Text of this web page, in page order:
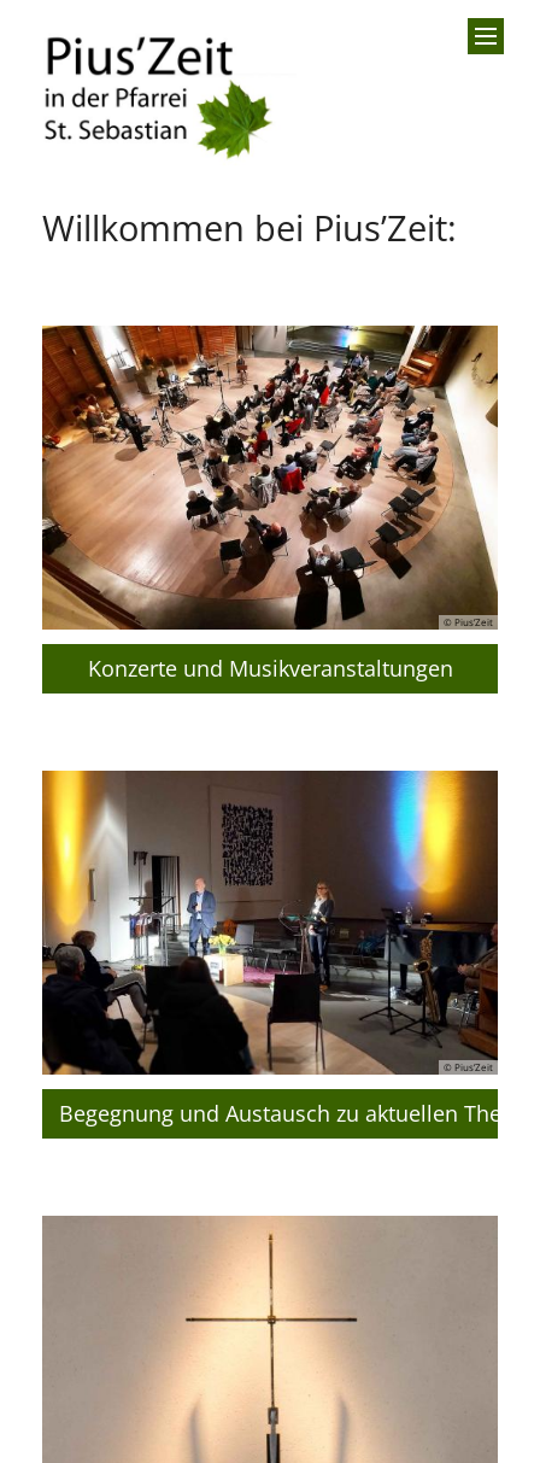
Willkommen bei Pius’Zeit:
© Pius’Zeit
Konzerte und Musikveranstaltungen
© Pius’Zeit
Begegnung und Austausch zu aktuellen